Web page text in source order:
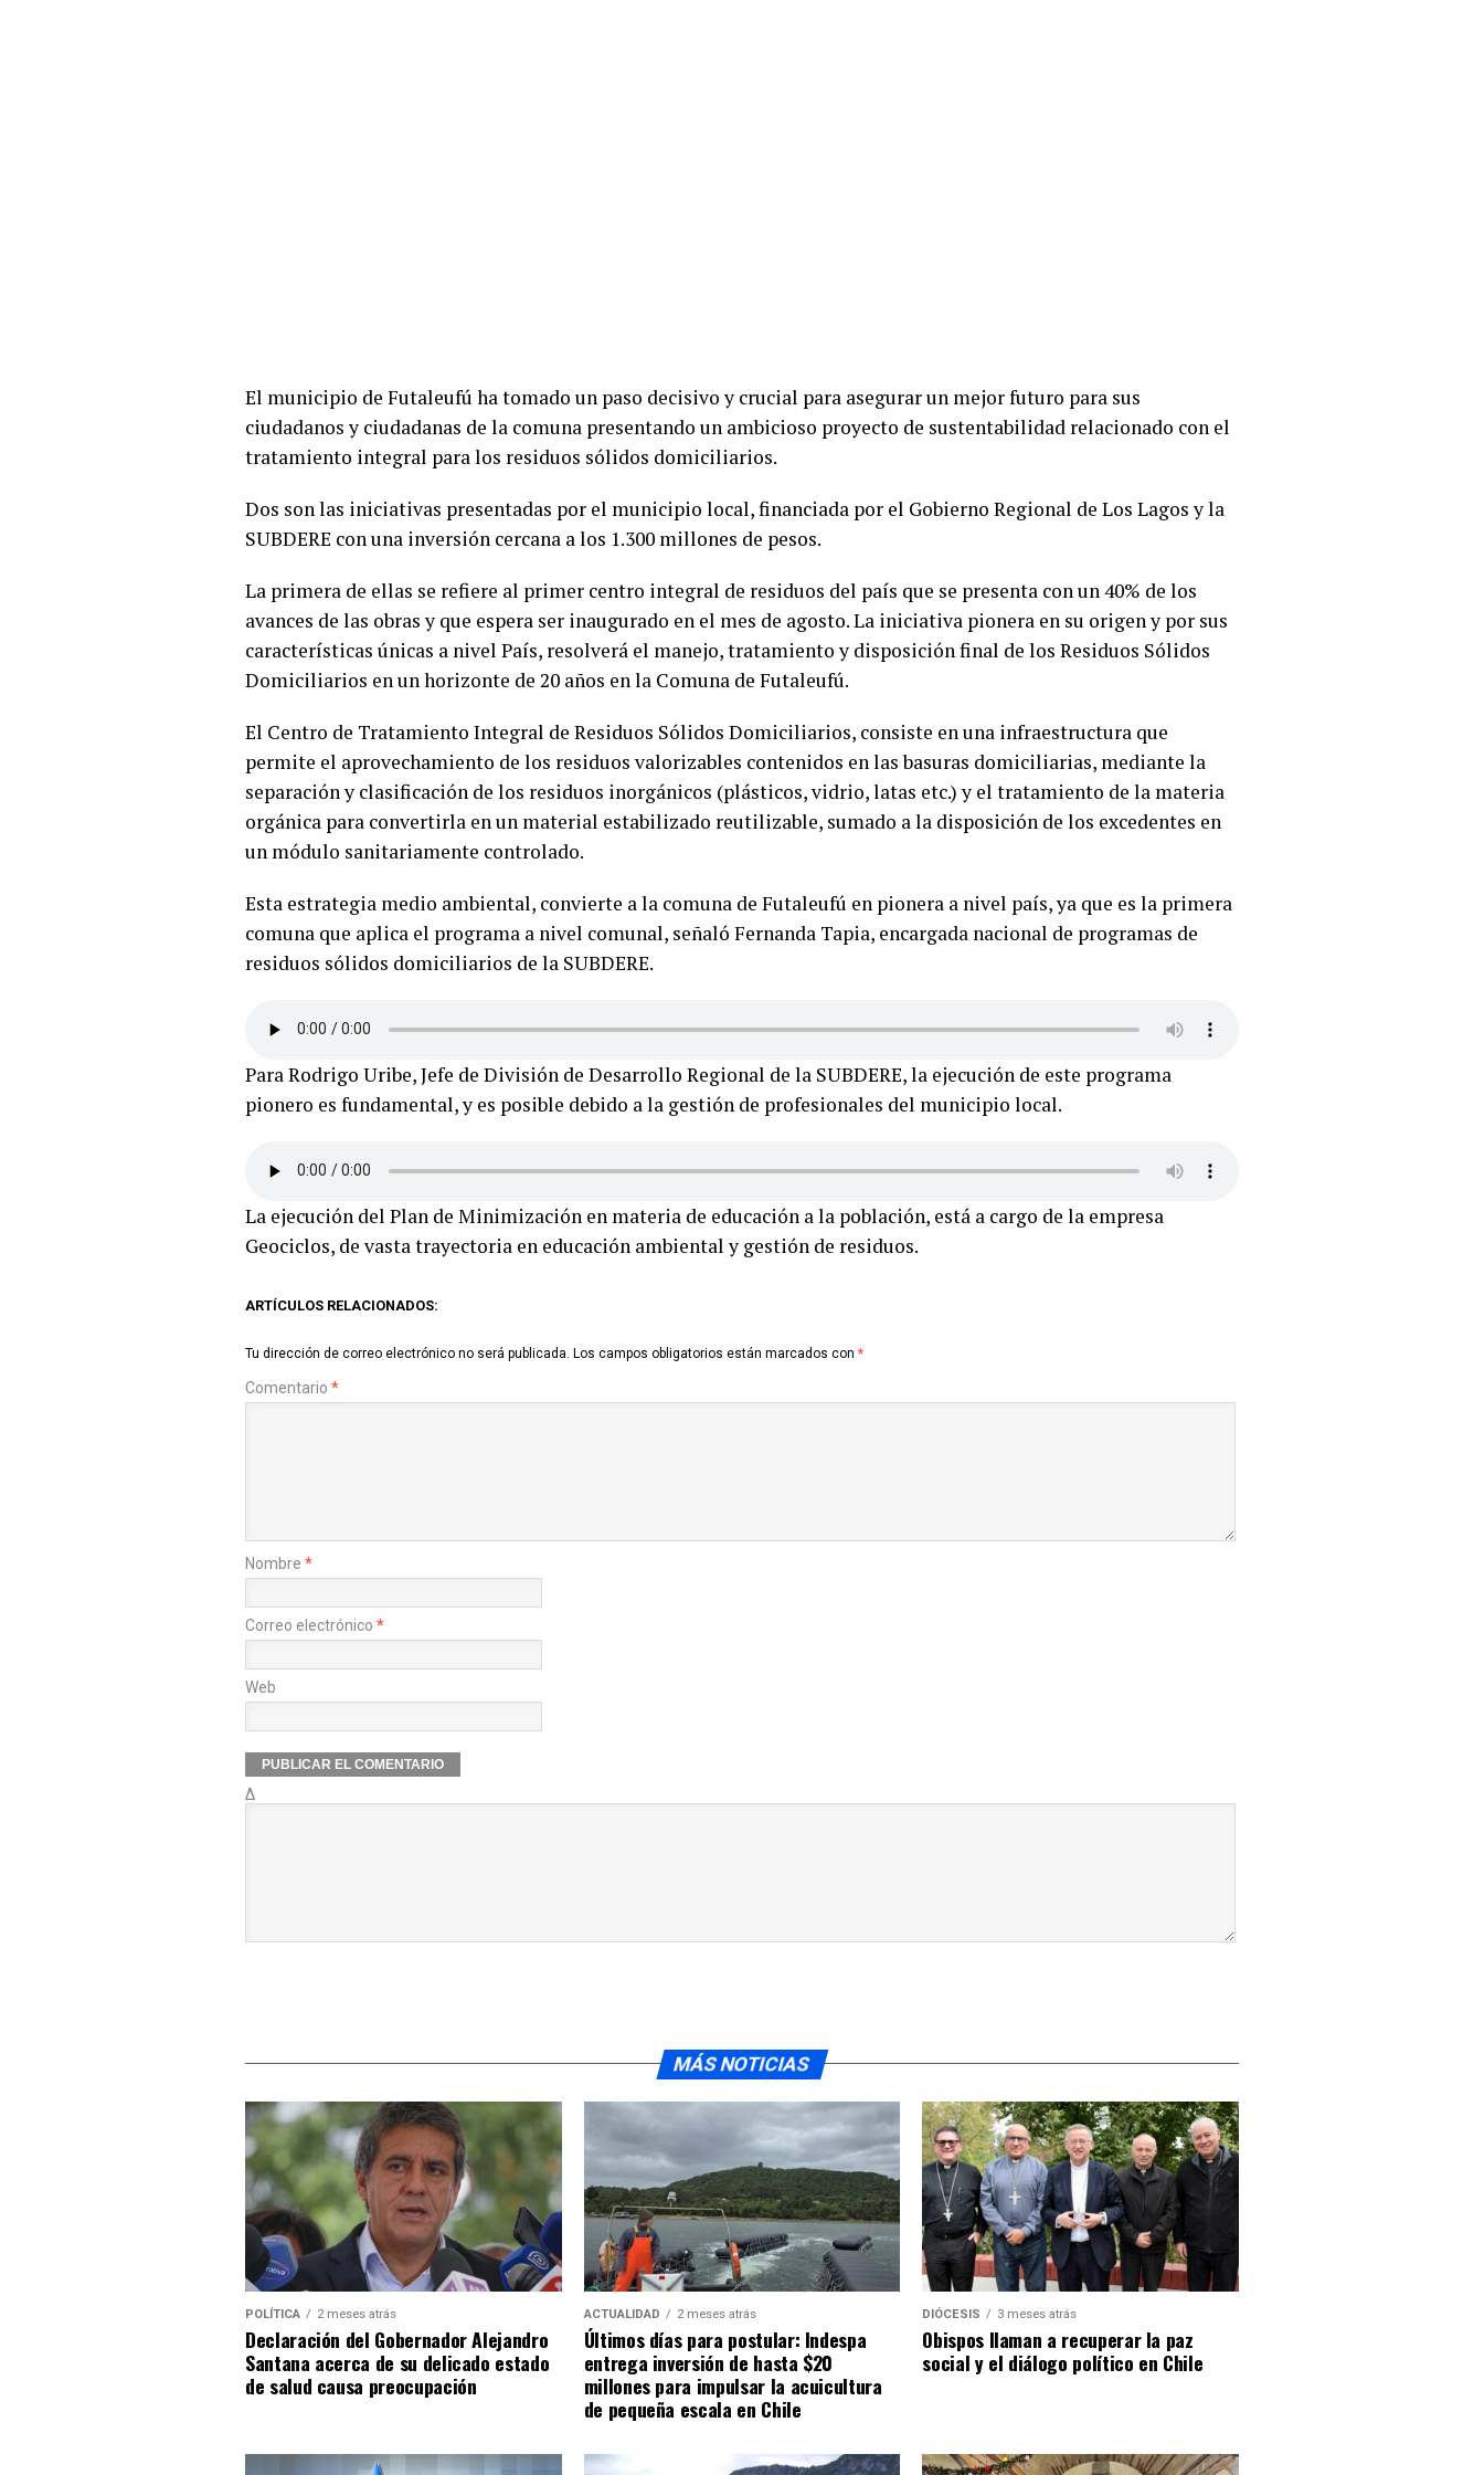
El municipio de Futaleufú ha tomado un paso decisivo y crucial para asegurar un mejor futuro para sus
ciudadanos y ciudadanas de la comuna presentando un ambicioso proyecto de sustentabilidad relacionado con el
tratamiento integral para los residuos sólidos domiciliarios.
Dos son las iniciativas presentadas por el municipio local, financiada por el Gobierno Regional de Los Lagos y la
SUBDERE con una inversión cercana a los 1.300 millones de pesos.
La primera de ellas se refiere al primer centro integral de residuos del país que se presenta con un 40% de los
avances de las obras y que espera ser inaugurado en el mes de agosto. La iniciativa pionera en su origen y por sus
características únicas a nivel País, resolverá el manejo, tratamiento y disposición final de los Residuos Sólidos
Domiciliarios en un horizonte de 20 años en la Comuna de Futaleufú.
El Centro de Tratamiento Integral de Residuos Sólidos Domiciliarios, consiste en una infraestructura que
permite el aprovechamiento de los residuos valorizables contenidos en las basuras domiciliarias, mediante la
separación y clasificación de los residuos inorgánicos (plásticos, vidrio, latas etc.) y el tratamiento de la materia
orgánica para convertirla en un material estabilizado reutilizable, sumado a la disposición de los excedentes en
un módulo sanitariamente controlado.
Esta estrategia medio ambiental, convierte a la comuna de Futaleufú en pionera a nivel país, ya que es la primera
comuna que aplica el programa a nivel comunal, señaló Fernanda Tapia, encargada nacional de programas de
residuos sólidos domiciliarios de la SUBDERE.
Para Rodrigo Uribe, Jefe de División de Desarrollo Regional de la SUBDERE, la ejecución de este programa
pionero es fundamental, y es posible debido a la gestión de profesionales del municipio local.
La ejecución del Plan de Minimización en materia de educación a la población, está a cargo de la empresa
Geociclos, de vasta trayectoria en educación ambiental y gestión de residuos.
ARTÍCULOS RELACIONADOS:
Tu dirección de correo electrónico no será publicada. Los campos obligatorios están marcados con *
Comentario *
Nombre *
Correo electrónico *
Web
Δ
MÁS NOTICIAS
POLÍTICA 2 meses atrás
Declaración del Gobernador Alejandro
Santana acerca de su delicado estado
de salud causa preocupación
ACTUALIDAD 2 meses atrás
Últimos días para postular: Indespa
entrega inversión de hasta $20
millones para impulsar la acuicultura
de pequeña escala en Chile
DIÓCESIS 3 meses atrás
Obispos llaman a recuperar la paz
social y el diálogo político en Chile